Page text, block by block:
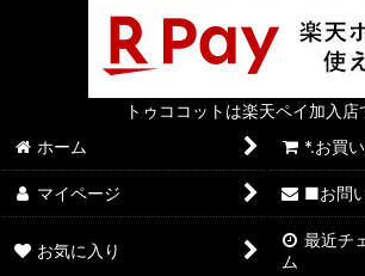
トゥココットは楽天ペイ加入店
ホーム
*.お買
マイページ ■お問
お気に入り
最近チ
ム